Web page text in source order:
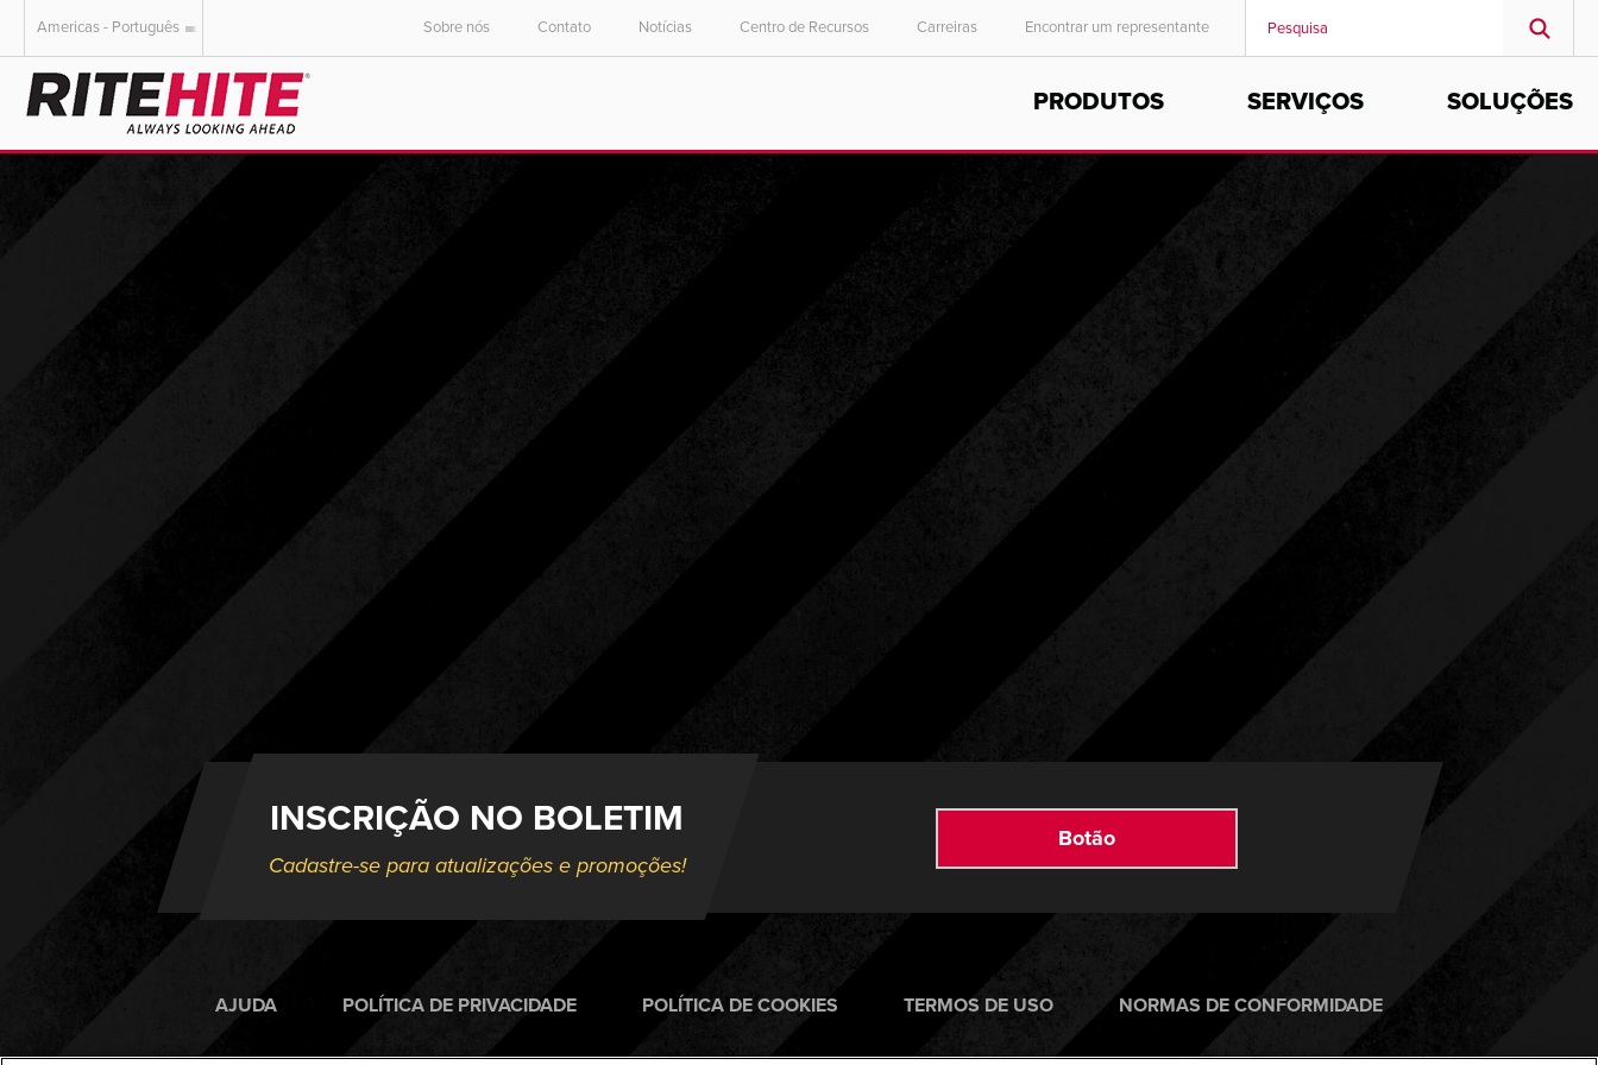
AMERICAS
English
English
English
MIDDLE EAST/AFRICA
English
Americas - Português Sobre nós Contato Notícias Centro de Recursos Carreiras Encontrar um representante
PRODUTOS SERVIÇOS SOLUÇÕES
INSCRIÇÃO NO BOLETIM
Cadastre-se para atualizações e promoções!
Botão
AJUDA POLÍTICA DE PRIVACIDADE POLÍTICA DE COOKIES TERMOS DE USO NORMAS DE CONFORMIDADE